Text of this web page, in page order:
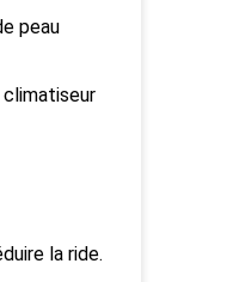
peau
climatiseur
la ride.